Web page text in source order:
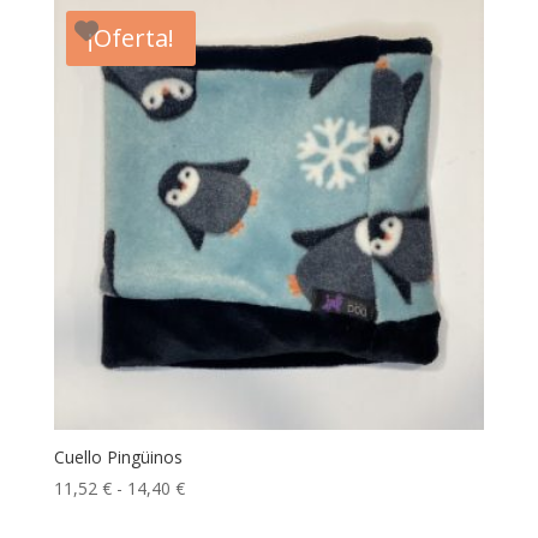
era:
19,00 €.
es:
16,15 €.
¡Oferta!
Cuello Pingüinos
11,52 € - 14,40 €Rango